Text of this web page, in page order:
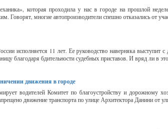
которая проходила у нас в городе на прошлой
Говорят, многие автопроизводители спешно отказались от
исполняется 11 лет. Ее руководство наверняка выступит с
благодаря бдительности судебных приставов. И вряд ли в
движения в городе
водителей Комитет по благоустройству и дорожному
движение транспорта по улице Архитектора Данини от